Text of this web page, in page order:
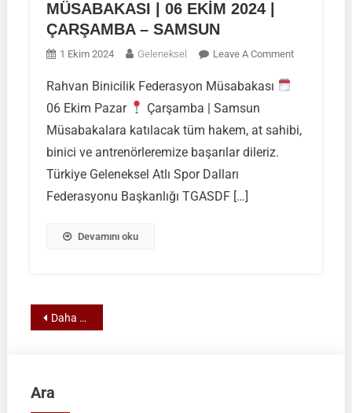
MÜSABAKASI | 06 EKİM 2024 |
ÇARŞAMBA – SAMSUN
1 Ekim 2024 Geleneksel Leave A CommentOn
Rahvan Binicilik Federasyon Müsabakası
06 Ekim Pazar
Çarşamba | Samsun
Müsabakalara katılacak tüm hakem, at sahibi,
binici ve antrenörleremize başarılar dileriz.
Türkiye Geleneksel Atlı Spor Dalları
Federasyonu Başkanlığı TGASDF […]
Devamını oku
Yazı
Daha eski yazılar
Ara